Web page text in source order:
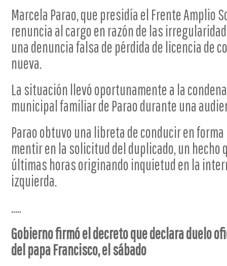
Marcela Parao, que presidía el Frente Amplio
renuncia al cargo en razón de las
una denuncia falsa de pérdida de licencia de
nueva.
La situación llevó oportunamente a la
municipal familiar de Parao durante una
Parao obtuvo una libreta de conducir en
mentir en la solicitud del duplicado, un hecho
últimas horas originando inquietud en la
izquierda.
.....
Gobierno firmó el decreto que declara duelo
del papa Francisco, el sábado